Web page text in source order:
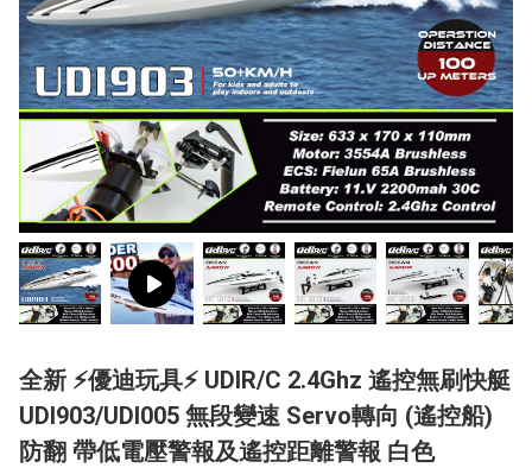
全新 ⚡優迪玩具⚡ UDIR/C 2.4Ghz 遙控無刷快艇
UDI903/UDI005 無段變速 Servo轉向 (遙控船)
防翻 帶低電壓警報及遙控距離警報 白色